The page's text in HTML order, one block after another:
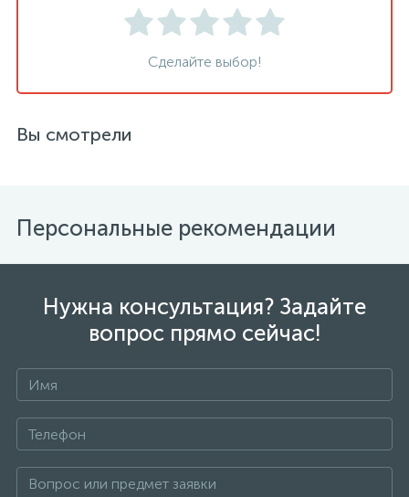
Сделайте выбор!
Вы смотрели
Персональные рекомендации
Нужна консультация? Задайте
вопрос прямо сейчас!